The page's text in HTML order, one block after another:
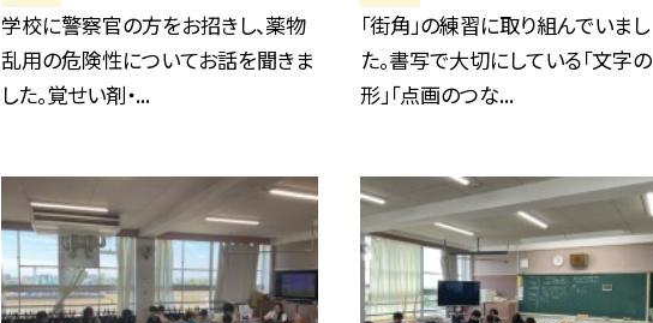
学校に警察官の方をお招きし、薬物
乱用の危険性についてお話を聞きま
した。覚せい剤・...
「街角」の練習に取り組んでいまし
た。書写で大切にしている「文字の
形」「点画のつな...